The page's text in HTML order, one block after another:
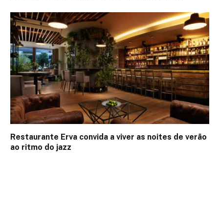
Restaurante Erva convida a viver as noites de verão
ao ritmo do jazz